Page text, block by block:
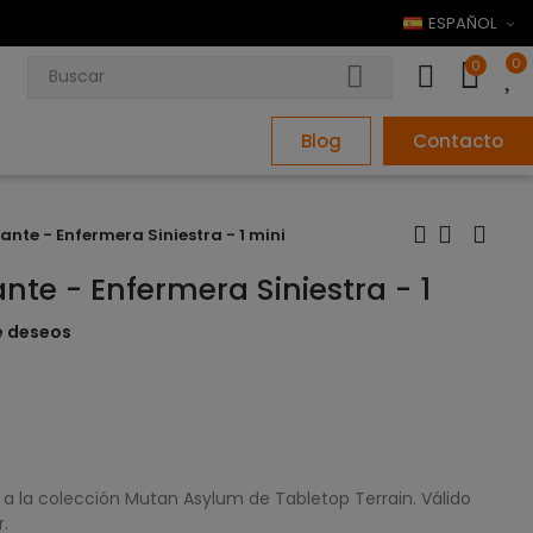
ESPAÑOL
0 0
Blog Contacto
- Enfermera Siniestra - 1 mini
- Enfermera Siniestra - 1
deseos
la colección Mutan Asylum de Tabletop Terrain. Válido